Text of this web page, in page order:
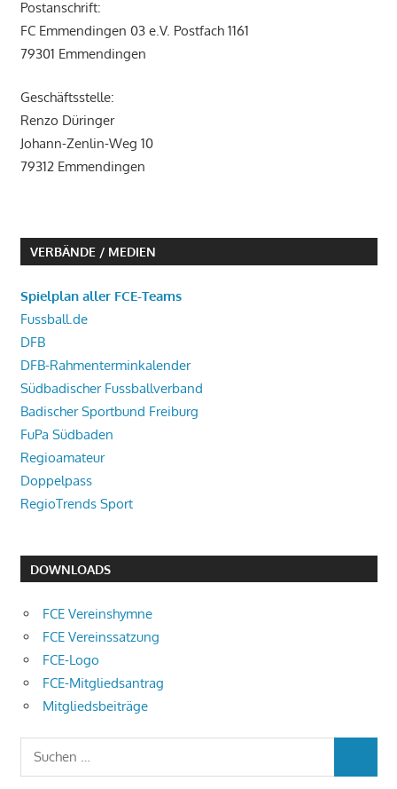
Postanschrift:
FC Emmendingen 03 e.V. Postfach 1161
79301 Emmendingen
Geschäftsstelle:
Renzo Düringer
Johann-Zenlin-Weg 10
79312 Emmendingen
VERBÄNDE / MEDIEN
Spielplan aller FCE-Teams
Fussball.de
DFB
DFB-Rahmenterminkalender
Südbadischer Fussballverband
Badischer Sportbund Freiburg
FuPa Südbaden
Regioamateur
Doppelpass
RegioTrends Sport
DOWNLOADS
FCE Vereinshymne
FCE Vereinssatzung
FCE-Logo
FCE-Mitgliedsantrag
Mitgliedsbeiträge
Suchen